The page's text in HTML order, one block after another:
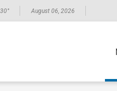
30° August 06, 2026